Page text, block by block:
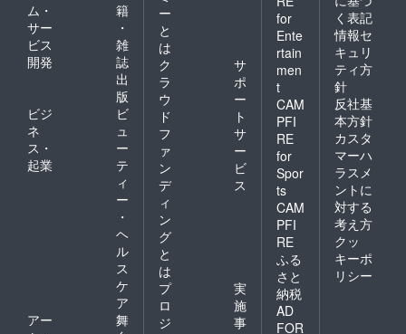
ム・
サー
ビス
開発
籍
・
雑
誌
出
版
ビジ
ネ
ス・
起業
ビ
ュ
ー
テ
ィ
ー
・
ヘ
ル
ス
ケ
ア
アー
舞
ー
と
は
ク
ラ
ウ
ド
フ
ァ
ン
デ
ィ
ン
グ
と
は
サ
ポ
ー
ト
サ
ー
ビ
ス
プ
ロ
ジ
実
施
事
for
Ente
rtain
men
t
CAM
PFI
RE
for
Spor
ts
CAM
PFI
RE
ふる
さと
納税
AD
FOR
く表記
情報セ
キュリ
ティ方
針
反社基
本方針
カスタ
マーハ
ラスメ
ントに
対する
考え方
クッ
キーポ
リシー